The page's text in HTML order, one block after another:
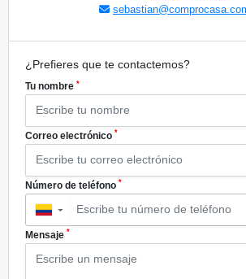
¿Prefieres que te contactemos?
Tu nombre *
Correo electrónico *
Número de teléfono *
▼
Mensaje *